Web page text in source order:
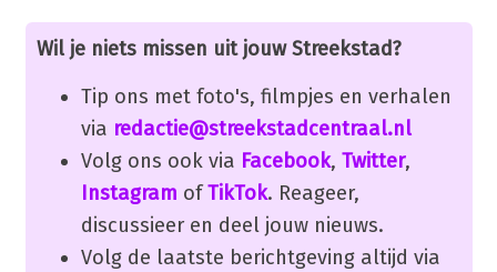
Wil je niets missen uit jouw Streekstad?
Tip ons met foto's, filmpjes en verhalen
via redactie@streekstadcentraal.nl
Volg ons ook via Facebook, Twitter,
Instagram ofTikTok. Reageer,
discussieer en deel jouw nieuws.
Volg de laatste berichtgeving altijd via